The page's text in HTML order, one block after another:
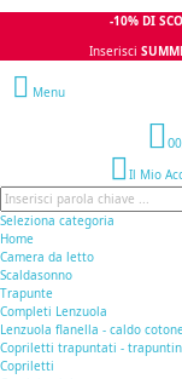
-10% DI
Inserisci
Menu
0
Il Mio
Seleziona categoria
Home
Camera da letto
Scaldasonno
Trapunte
Completi Lenzuola
Lenzuola flanella - caldo cotone
Copriletti trapuntati -
Copriletti